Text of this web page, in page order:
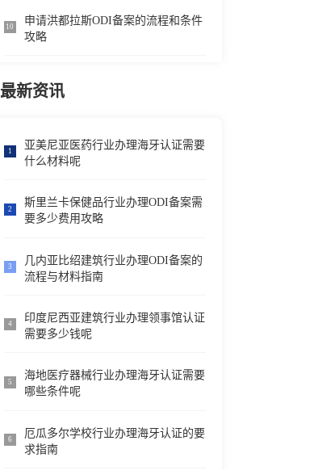
10
申请洪都拉斯ODI备案的流程和条件
攻略
最新资讯
1
亚美尼亚医药行业办理海牙认证需要
什么材料呢
2
斯里兰卡保健品行业办理ODI备案需
要多少费用攻略
3
几内亚比绍建筑行业办理ODI备案的
流程与材料指南
4
印度尼西亚建筑行业办理领事馆认证
需要多少钱呢
5
海地医疗器械行业办理海牙认证需要
哪些条件呢
6
厄瓜多尔学校行业办理海牙认证的要
求指南